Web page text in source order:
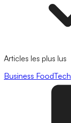
Articles les plus lus
Business FoodTech